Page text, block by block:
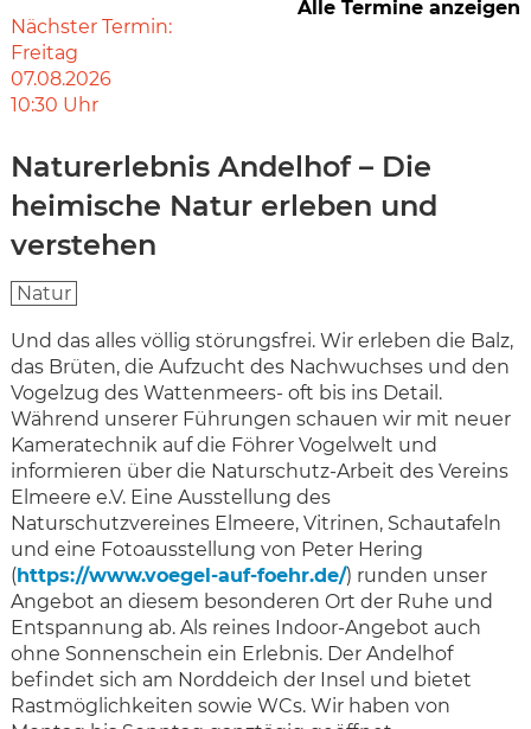
Nächster Termin:
Freitag
07.08.2026
10:30 Uhr
Alle Termine anzeigen
Naturerlebnis Andelhof – Die
heimische Natur erleben und
verstehen
Natur
Und das alles völlig störungsfrei. Wir erleben die Balz,
das Brüten, die Aufzucht des Nachwuchses und den
Vogelzug des Wattenmeers- oft bis ins Detail.
Während unserer Führungen schauen wir mit neuer
Kameratechnik auf die Föhrer Vogelwelt und
informieren über die Naturschutz-Arbeit des Vereins
Elmeere e.V. Eine Ausstellung des
Naturschutzvereines Elmeere, Vitrinen, Schautafeln
und eine Fotoausstellung von Peter Hering
(https://www.voegel-auf-foehr.de/) runden unser
Angebot an diesem besonderen Ort der Ruhe und
Entspannung ab. Als reines Indoor-Angebot auch
ohne Sonnenschein ein Erlebnis. Der Andelhof
befindet sich am Norddeich der Insel und bietet
Rastmöglichkeiten sowie WCs. Wir haben von